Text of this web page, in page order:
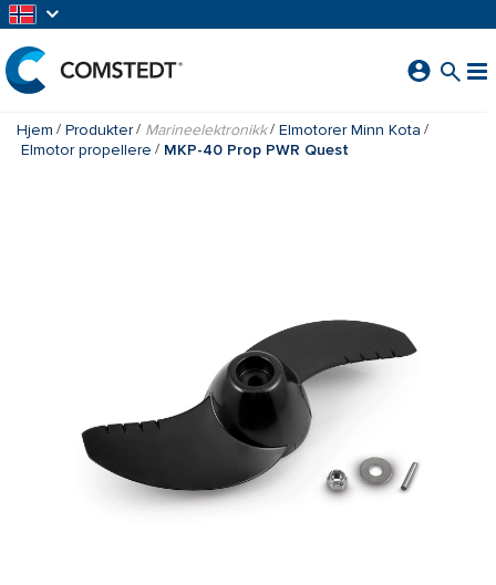
Hjem Produkter Marineelektronikk
Elmotorer Minn Kota
Elmotor propellere
MKP-40 Prop PWR Quest